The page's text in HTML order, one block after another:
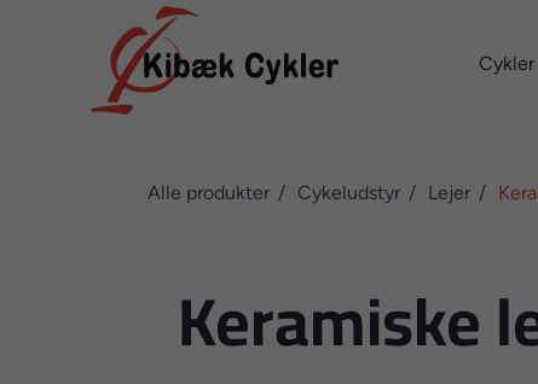
Cykler
Alle produkter Cykeludstyr Lejer
Keramiske